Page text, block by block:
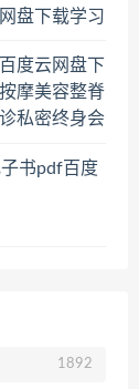
盘下载学习
度云网盘下
摩美容整脊
私密终身会
书pdf百度
1892